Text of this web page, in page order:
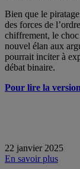
Bien que le
des forces de
chiffrement, le choc
nouvel élan aux
pourrait inciter à
débat binaire.
Pour lire la
22 janvier 2025
En savoir plus